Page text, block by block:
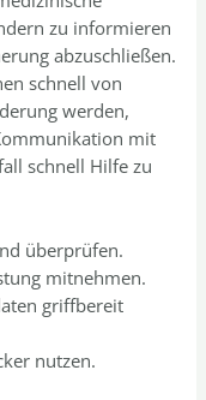
zu informieren
abzuschließen.
schnell von
werden,
mit
schnell Hilfe zu
überprüfen.
mitnehmen.
griffbereit
nutzen.